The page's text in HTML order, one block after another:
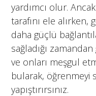
yardımcı olur.
tarafını ele
daha güçlü
sağladığı
ve onları meşgul
bularak, öğrenmeyi
yapıştırırsınız.